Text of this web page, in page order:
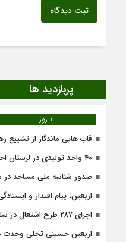
ثبت دیدگاه
پربازدید ها
1 روز
قاب هایی ماندگار از تشییع
۴۰ واحد تولیدی در لرستان احیاء می‌شود
صدور شناسه ملی مساجد در
اربعین، پیام اقتدار و
اجرای ۲۸۷ طرح اشتعال در سلسله با حمایت بنیاد برکت
اربعین حسینی تجلی